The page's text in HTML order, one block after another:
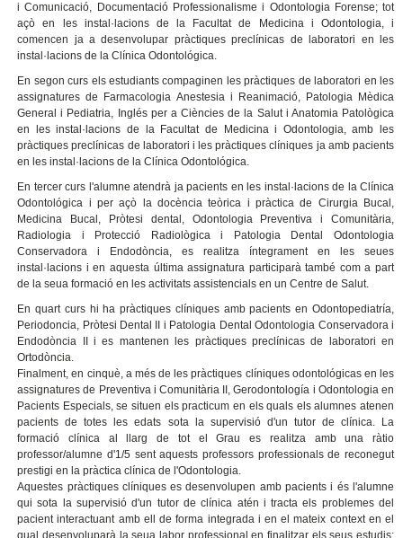
i Comunicació, Documentació Professionalisme i Odontologia Forense; tot
açò en les instal·lacions de la Facultat de Medicina i Odontologia, i
comencen ja a desenvolupar pràctiques preclínicas de laboratori en les
instal·lacions de la Clínica Odontológica.
En segon curs els estudiants compaginen les pràctiques de laboratori en les
assignatures de Farmacologia Anestesia i Reanimació, Patologia Mèdica
General i Pediatria, Inglés per a Ciències de la Salut i Anatomia Patològica
en les instal·lacions de la Facultat de Medicina i Odontologia, amb les
pràctiques preclínicas de laboratori i les pràctiques clíniques ja amb pacients
en les instal·lacions de la Clínica Odontológica.
En tercer curs l'alumne atendrà ja pacients en les instal·lacions de la Clínica
Odontológica i per açò la docència teòrica i pràctica de Cirurgia Bucal,
Medicina Bucal, Pròtesi dental, Odontologia Preventiva i Comunitària,
Radiologia i Protecció Radiològica i Patologia Dental Odontologia
Conservadora i Endodòncia, es realitza íntegrament en les seues
instal·lacions i en aquesta última assignatura participarà també com a part
de la seua formació en les activitats assistencials en un Centre de Salut.
En quart curs hi ha pràctiques clíniques amb pacients en Odontopediatría,
Periodoncia, Pròtesi Dental II i Patologia Dental Odontologia Conservadora i
Endodòncia II i es mantenen les pràctiques preclínicas de laboratori en
Ortodòncia.
Finalment, en cinquè, a més de les pràctiques clíniques odontológicas en les
assignatures de Preventiva i Comunitària II, Gerodontología i Odontologia en
Pacients Especials, se situen els practicum en els quals els alumnes atenen
pacients de totes les edats sota la supervisió d'un tutor de clínica. La
formació clínica al llarg de tot el Grau es realitza amb una ràtio
professor/alumne d'1/5 sent aquests professors professionals de reconegut
prestigi en la pràctica clínica de l'Odontologia.
Aquestes pràctiques clíniques es desenvolupen amb pacients i és l'alumne
qui sota la supervisió d'un tutor de clínica atén i tracta els problemes del
pacient interactuant amb ell de forma integrada i en el mateix context en el